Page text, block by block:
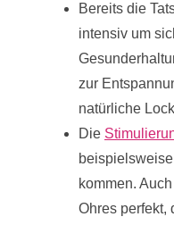
Bereits die
intensiv um
zur
natürliche
Die
kommen.
Ohres perfekt,